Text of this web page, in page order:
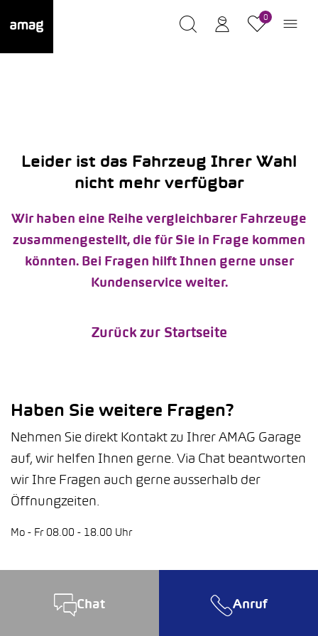
0
Leider ist das Fahrzeug Ihrer Wahl
nicht mehr verfügbar
Wir haben eine Reihe vergleichbarer Fahrzeuge
zusammengestellt, die für Sie in Frage kommen
könnten. Bei Fragen hilft Ihnen gerne unser
Kundenservice weiter.
Zurück zur Startseite
Haben Sie weitere Fragen?
Nehmen Sie direkt Kontakt zu Ihrer AMAG Garage
auf, wir helfen Ihnen gerne. Via Chat beantworten
wir Ihre Fragen auch gerne ausserhalb der
Öffnungzeiten.
Mo - Fr 08.00 - 18.00 Uhr
Chat Anruf